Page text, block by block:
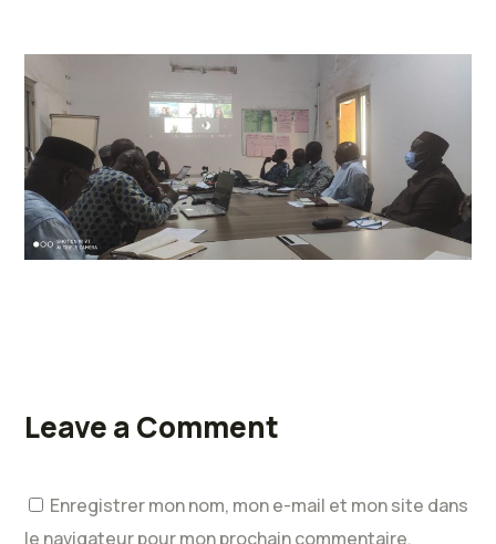
Leave a Comment
Enregistrer mon nom, mon e-mail et mon site dans
le navigateur pour mon prochain commentaire.